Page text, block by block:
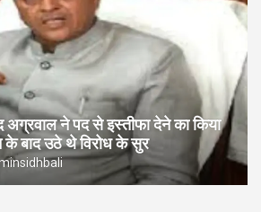
अग्रवाल ने पद से इस्तीफा देने का किया
के बाद उठे थे विरोध के सुर